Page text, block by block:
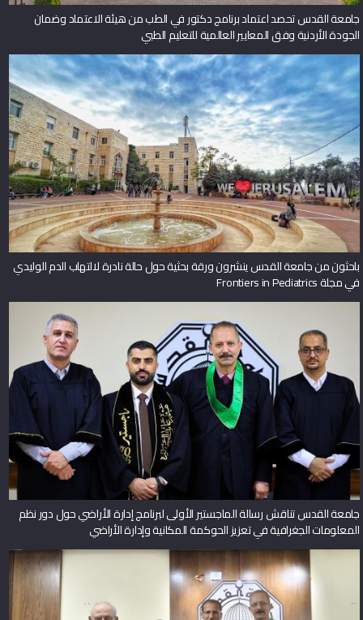
جامعة القدس تحصد اعتماد برنامج دكتور في الطب من هيئة الاعتماد وضمان
الجودة الأردنية وفق المعايير العالمية للتعليم الطبي
باحثون من جامعة القدس ينشرون ورقة بحثية حول حالة نادرة لالتهاب الدم الوليدي
في مجلة Frontiers in Pediatrics
جامعة القدس تناقش رسالة الماجستير الأولى لبرنامج إدارة الأراضي حول دور نظم
المعلومات الجغرافية في تعزيز الحوكمة المكانية وإدارة الأراضي